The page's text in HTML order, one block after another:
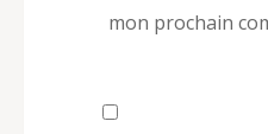
mon prochain